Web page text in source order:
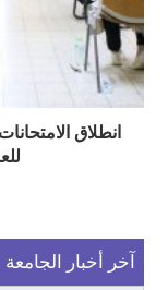
انطلاق
آخر أخبار الجامعة